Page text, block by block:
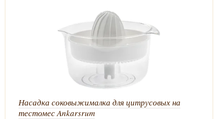
Насадка соковыжималка для цитрусовых на
тестомес Ankarsrum